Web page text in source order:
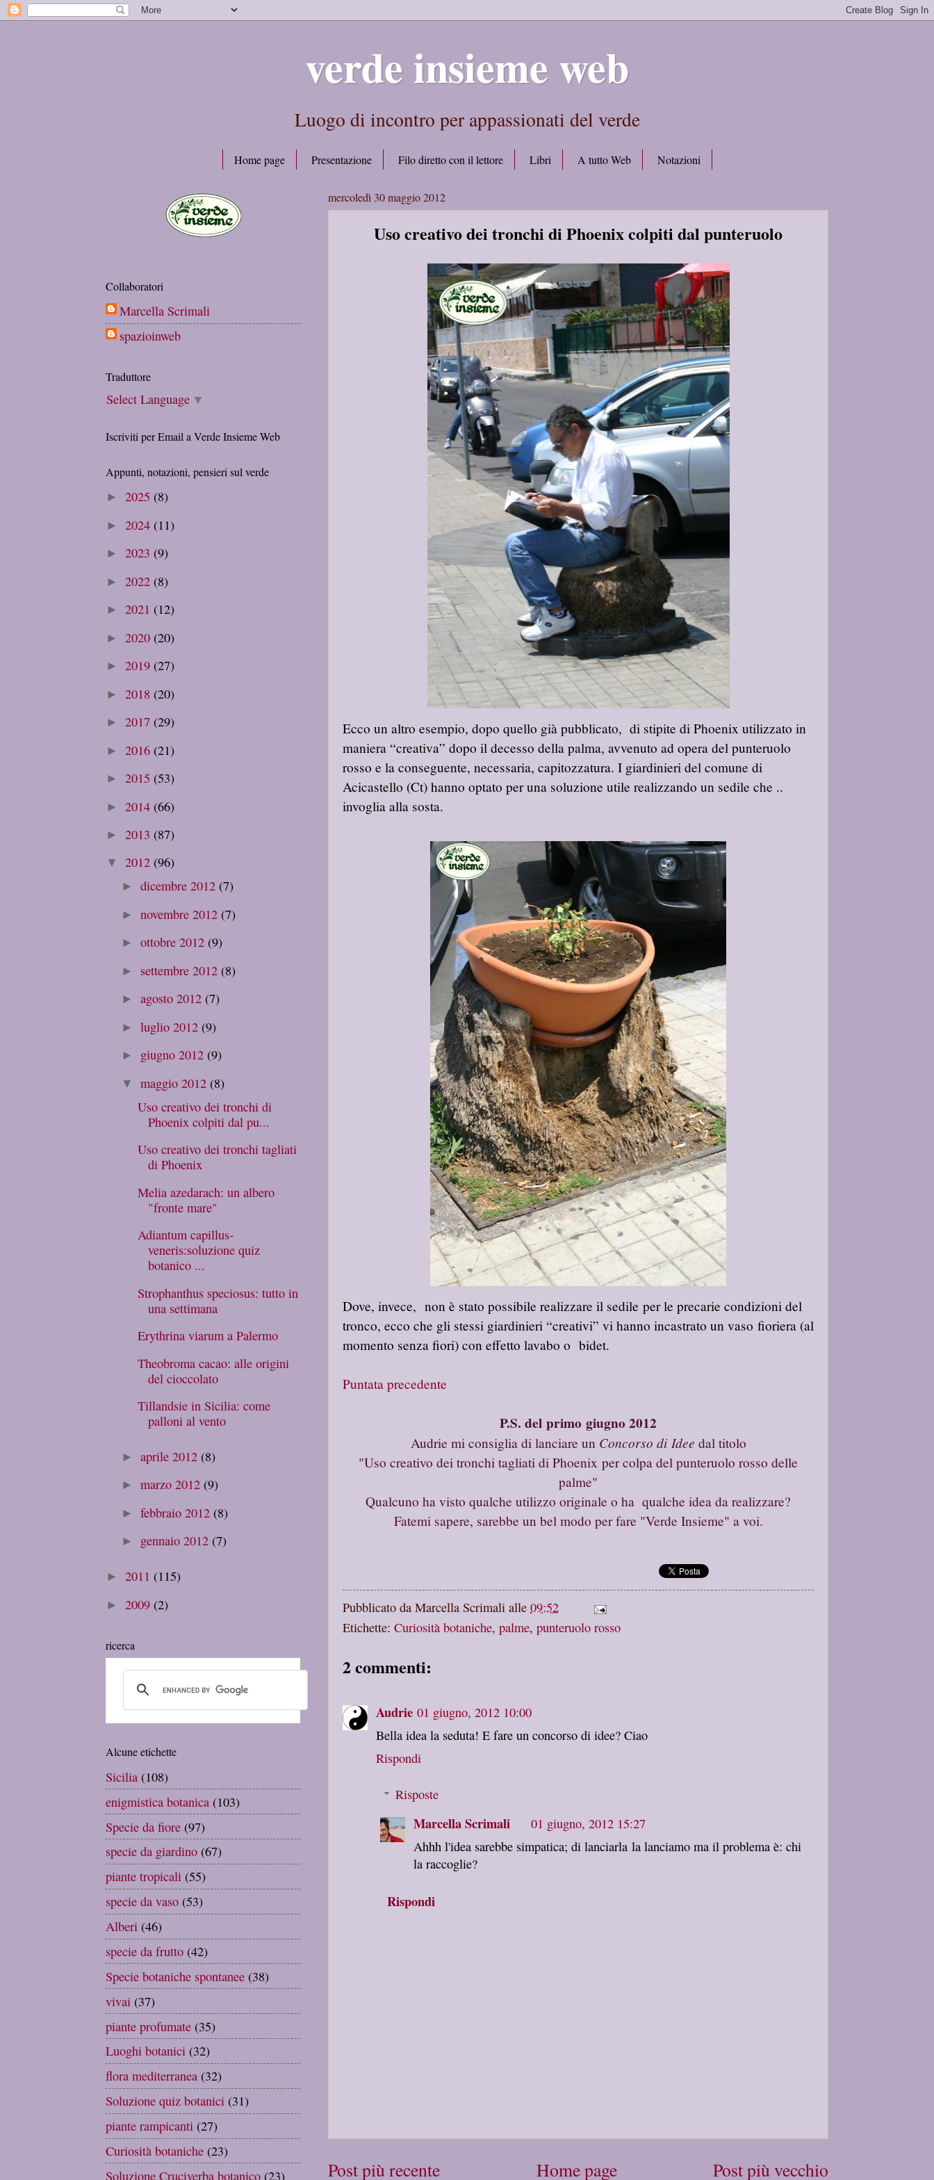
verde insieme web
Luogo di incontro per appassionati del verde
Home page Presentazione Filo diretto con il lettore Libri A tutto Web Notazioni
mercoledì 30 maggio 2012
Uso creativo dei tronchi di Phoenix colpiti dal punteruolo
Ecco un altro esempio, dopo quello già pubblicato, di stipite di Phoenix utilizzato in
maniera “creativa” dopo il decesso della palma, avvenuto ad opera del punteruolo
rosso e la conseguente, necessaria, capitozzatura. I giardinieri del comune di
Acicastello (Ct) hanno optato per una soluzione utile realizzando un sedile che ..
invoglia alla sosta.
Dove, invece, non è stato possibile realizzare il sedile per le precarie condizioni del
tronco, ecco che gli stessi giardinieri “creativi” vi hanno incastrato un vaso fioriera (al
momento senza fiori) con effetto lavabo o bidet.
Puntata precedente
P.S. del primo giugno 2012
Audrie mi consiglia di lanciare un Concorso di Idee dal titolo
"Uso creativo dei tronchi tagliati di Phoenix per colpa del punteruolo rosso delle
palme"
Qualcuno ha visto qualche utilizzo originale o ha qualche idea da realizzare?
Fatemi sapere, sarebbe un bel modo per fare "Verde Insieme" a voi.
Pubblicato da Marcella Scrimali alle 09:52
Etichette: Curiosità botaniche, palme, punteruolo rosso
2 commenti:
Audrie 01 giugno, 2012 10:00
Bella idea la seduta! E fare un concorso di idee? Ciao
Rispondi
Risposte
Marcella Scrimali
01 giugno, 2012 15:27
Ahhh l'idea sarebbe simpatica; di lanciarla la lanciamo ma il problema è: chi
la raccoglie?
Rispondi
Post più recente Post più vecchio
Home page
Collaboratori
Marcella Scrimali
spazioinweb
Traduttore
Select Language ▼
Iscriviti per Email a Verde Insieme Web
Appunti, notazioni, pensieri sul verde
► 2025 (8)
► 2024 (11)
► 2023 (9)
► 2022 (8)
► 2021 (12)
► 2020 (20)
► 2019 (27)
► 2018 (20)
► 2017 (29)
► 2016 (21)
► 2015 (53)
► 2014 (66)
► 2013 (87)
▼ 2012 (96)
►dicembre 2012 (7)
►novembre 2012 (7)
►ottobre 2012 (9)
► settembre 2012 (8)
►agosto 2012 (7)
►luglio 2012 (9)
► giugno 2012 (9)
▼maggio 2012 (8)
Uso creativo dei tronchi di
Phoenix colpiti dal pu...
Uso creativo dei tronchi tagliati
di Phoenix
Melia azedarach: un albero
"fronte mare"
Adiantum capillus-
veneris:soluzione quiz
botanico ...
Strophanthus speciosus: tutto in
una settimana
Erythrina viarum a Palermo
Theobroma cacao: alle origini
del cioccolato
Tillandsie in Sicilia: come
palloni al vento
►aprile 2012 (8)
►marzo 2012 (9)
►febbraio 2012 (8)
► gennaio 2012 (7)
► 2011 (115)
► 2009 (2)
ricerca
Alcune etichette
Sicilia (108)
enigmistica botanica (103)
Specie da fiore (97)
specie da giardino (67)
piante tropicali (55)
specie da vaso (53)
Alberi (46)
specie da frutto (42)
Specie botaniche spontanee (38)
vivai (37)
piante profumate (35)
Luoghi botanici (32)
flora mediterranea (32)
Soluzione quiz botanici (31)
piante rampicanti (27)
Curiosità botaniche (23)
Soluzione Cruciverba botanico (23)